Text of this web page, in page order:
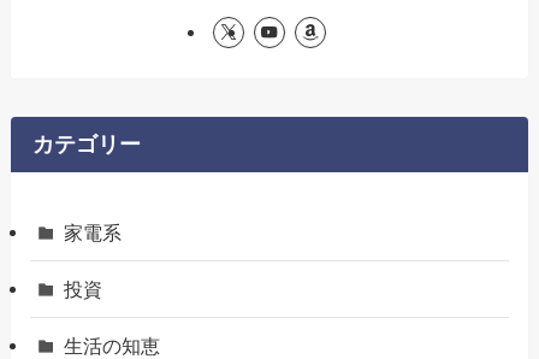
カテゴリー
家電系
投資
生活の知恵